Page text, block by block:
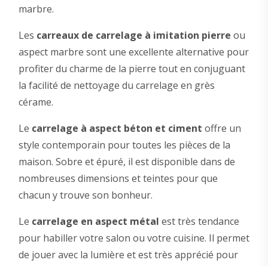
marbre.
Les carreaux de carrelage à imitation pierre ou
aspect marbre sont une excellente alternative pour
profiter du charme de la pierre tout en conjuguant
la facilité de nettoyage du carrelage en grès
cérame.
Le carrelage à aspect béton et ciment offre un
style contemporain pour toutes les pièces de la
maison. Sobre et épuré, il est disponible dans de
nombreuses dimensions et teintes pour que
chacun y trouve son bonheur.
Le carrelage en aspect métal est très tendance
pour habiller votre salon ou votre cuisine. Il permet
de jouer avec la lumière et est très apprécié pour